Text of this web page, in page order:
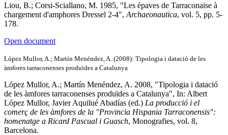
Liou, B.; Corsi-Sciallano, M. 1985, "Les épaves de Tarraconaise à
chargement d'amphores Dressel 2-4", Archaeonautica, vol. 5, pp. 5-
178.
Open document
López Mullor, A.; Martín Menéndez, A. (2008): Tipologia i datació de les
àmfores tarraconenses produïdes a Catalunya
López Mullor, A.; Martín Menéndez, A. 2008, "Tipologia i datació
de les àmfores tarraconenses produïdes a Catalunya", In: Albert
López Mullor, Javier Aquilué Abadías (ed.) La producció i el
comerç de les àmfores de la "Provincia Hispania Tarraconensis":
homenatge a Ricard Pascual i Guasch, Monografies, vol. 8,
Barcelona.